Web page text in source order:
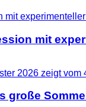
mit
große